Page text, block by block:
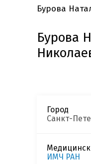
Бурова
Бурова
Город
Санкт-
ИМЧ РАН